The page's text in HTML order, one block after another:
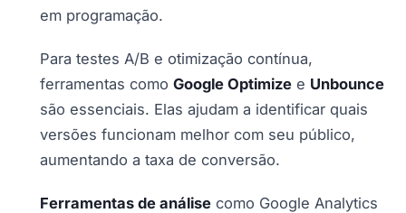
em programação.
Para testes A/B e otimização contínua,
ferramentas como Google Optimize e Unbounce
são essenciais. Elas ajudam a identificar quais
versões funcionam melhor com seu público,
aumentando a taxa de conversão.
Ferramentas de análise como Google Analytics